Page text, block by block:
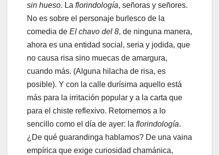
sin hueso. La florindología, señoras y señores.
No es sobre el personaje burlesco de la
comedia de El chavo del 8, de ninguna manera,
ahora es una entidad social, seria y jodida, que
no causa risa sino muecas de amargura,
cuando más. (Alguna hilacha de risa, es
posible). Y con la calle durísima aquello está
más para la irritación popular y a la carta que
para el chiste reflexivo. Retornemos a lo
sencillo como el día de ayer: la florindología.
¿De qué guarandinga hablamos? De una vaina
empírica que exige curiosidad chamánica,